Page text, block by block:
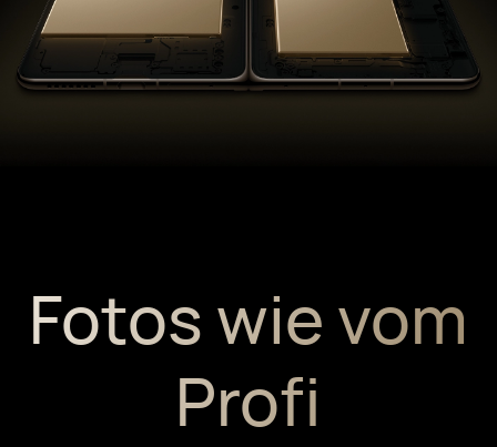
Fotos wie vom
Profi